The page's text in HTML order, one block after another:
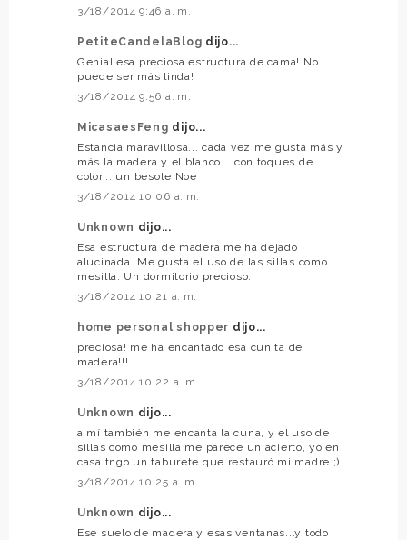
3/18/2014 9:46 a. m.
PetiteCandelaBlog dijo...
Genial esa preciosa estructura de cama! No
puede ser más linda!
3/18/2014 9:56 a. m.
MicasaesFeng dijo...
Estancia maravillosa... cada vez me gusta más y
más la madera y el blanco... con toques de
color... un besote Noe
3/18/2014 10:06 a. m.
Unknown dijo...
Esa estructura de madera me ha dejado
alucinada. Me gusta el uso de las sillas como
mesilla. Un dormitorio precioso.
3/18/2014 10:21 a. m.
home personal shopper dijo...
preciosa! me ha encantado esa cunita de
madera!!!
3/18/2014 10:22 a. m.
Unknown dijo...
a mí también me encanta la cuna, y el uso de
sillas como mesilla me parece un acierto, yo en
casa tngo un taburete que restauró mi madre ;)
3/18/2014 10:25 a. m.
Unknown dijo...
Ese suelo de madera y esas ventanas...y todo